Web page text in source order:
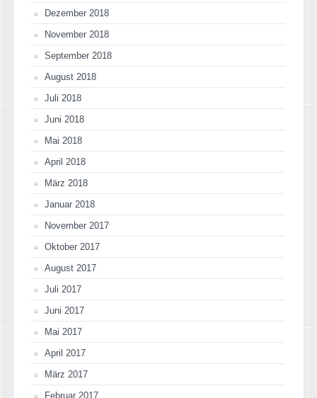
Dezember 2018
November 2018
September 2018
August 2018
Juli 2018
Juni 2018
Mai 2018
April 2018
März 2018
Januar 2018
November 2017
Oktober 2017
August 2017
Juli 2017
Juni 2017
Mai 2017
April 2017
März 2017
Februar 2017